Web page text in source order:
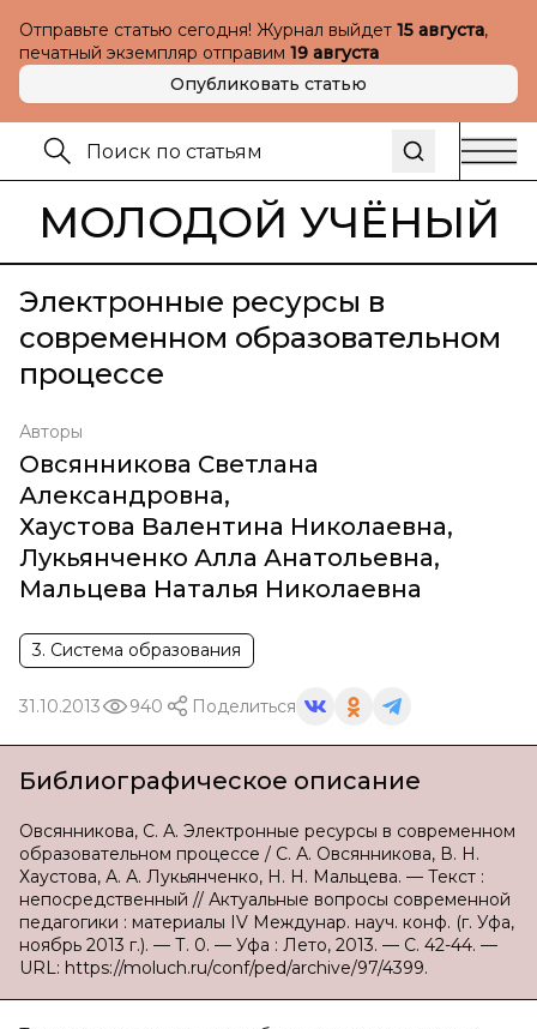
Отправьте статью сегодня! Журнал выйдет 15 августа,
печатный экземпляр отправим 19 августа
Опубликовать статью
МОЛОДОЙ УЧЁНЫЙ
Электронные ресурсы в
современном образовательном
процессе
Авторы
Овсянникова Светлана
Александровна,
Хаустова Валентина Николаевна,
Лукьянченко Алла Анатольевна,
Мальцева Наталья Николаевна
3. Система образования
31.10.2013 940 Поделиться
Библиографическое описание
Овсянникова, С. А. Электронные ресурсы в современном
образовательном процессе / С. А. Овсянникова, В. Н.
Хаустова, А. А. Лукьянченко, Н. Н. Мальцева. — Текст :
непосредственный // Актуальные вопросы современной
педагогики : материалы IV Междунар. науч. конф. (г. Уфа,
ноябрь 2013 г.). — Т. 0. — Уфа : Лето, 2013. — С. 42-44. —
URL: https://moluch.ru/conf/ped/archive/97/4399.